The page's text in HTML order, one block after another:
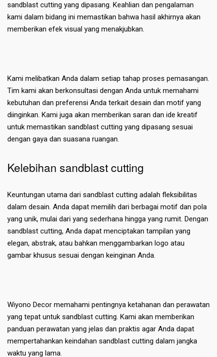
sandblast cutting yang dipasang. Keahlian dan pengalaman
kami dalam bidang ini memastikan bahwa hasil akhirnya akan
memberikan efek visual yang menakjubkan.
Kami melibatkan Anda dalam setiap tahap proses pemasangan.
Tim kami akan berkonsultasi dengan Anda untuk memahami
kebutuhan dan preferensi Anda terkait desain dan motif yang
diinginkan. Kami juga akan memberikan saran dan ide kreatif
untuk memastikan sandblast cutting yang dipasang sesuai
dengan gaya dan suasana ruangan.
Kelebihan sandblast cutting
Keuntungan utama dari sandblast cutting adalah fleksibilitas
dalam desain. Anda dapat memilih dari berbagai motif dan pola
yang unik, mulai dari yang sederhana hingga yang rumit. Dengan
sandblast cutting, Anda dapat menciptakan tampilan yang
elegan, abstrak, atau bahkan menggambarkan logo atau
gambar khusus sesuai dengan keinginan Anda.
Wiyono Decor memahami pentingnya ketahanan dan perawatan
yang tepat untuk sandblast cutting. Kami akan memberikan
panduan perawatan yang jelas dan praktis agar Anda dapat
mempertahankan keindahan sandblast cutting dalam jangka
waktu yang lama.